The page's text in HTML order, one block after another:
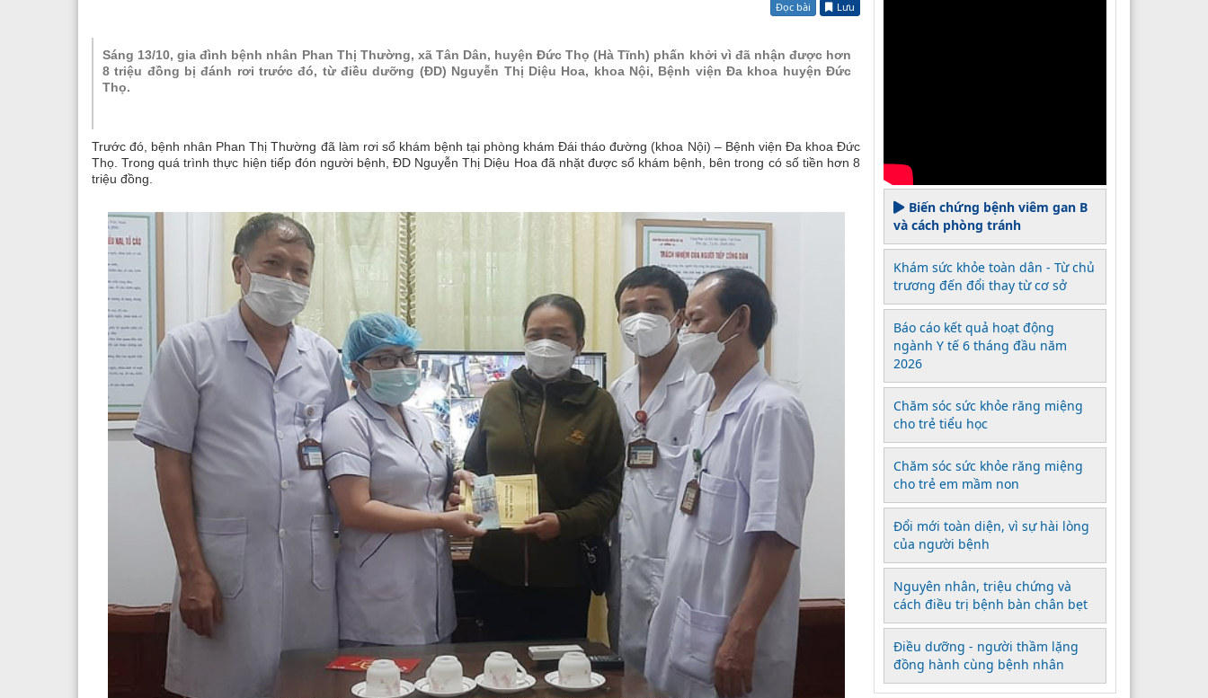
Đọc bài Lưu
Sáng 13/10, gia đình bệnh nhân Phan Thị Thường, xã Tân Dân, huyện Đức Thọ (Hà Tĩnh) phấn khởi vì đã nhận được hơn
8 triệu đồng bị đánh rơi trước đó, từ điều dưỡng (ĐD) Nguyễn Thị Diệu Hoa, khoa Nội, Bệnh viện Đa khoa huyện Đức
Thọ.
Trước đó, bệnh nhân Phan Thị Thường đã làm rơi sổ khám bệnh tại phòng khám Đái tháo đường (khoa Nội) – Bệnh viện Đa khoa Đức
Thọ. Trong quá trình thực hiện tiếp đón người bệnh, ĐD Nguyễn Thị Diệu Hoa đã nhặt được sổ khám bệnh, bên trong có số tiền hơn 8
triệu đồng.
Biến chứng bệnh viêm gan B
và cách phòng tránh
Khám sức khỏe toàn dân - Từ chủ
trương đến đổi thay từ cơ sở
Báo cáo kết quả hoạt động
ngành Y tế 6 tháng đầu năm
2026
Chăm sóc sức khỏe răng miệng
cho trẻ tiểu học
Chăm sóc sức khỏe răng miệng
cho trẻ em mầm non
Đổi mới toàn diện, vì sự hài lòng
của người bệnh
Nguyên nhân, triệu chứng và
cách điều trị bệnh bàn chân bẹt
Điều dưỡng - người thầm lặng
đồng hành cùng bệnh nhân